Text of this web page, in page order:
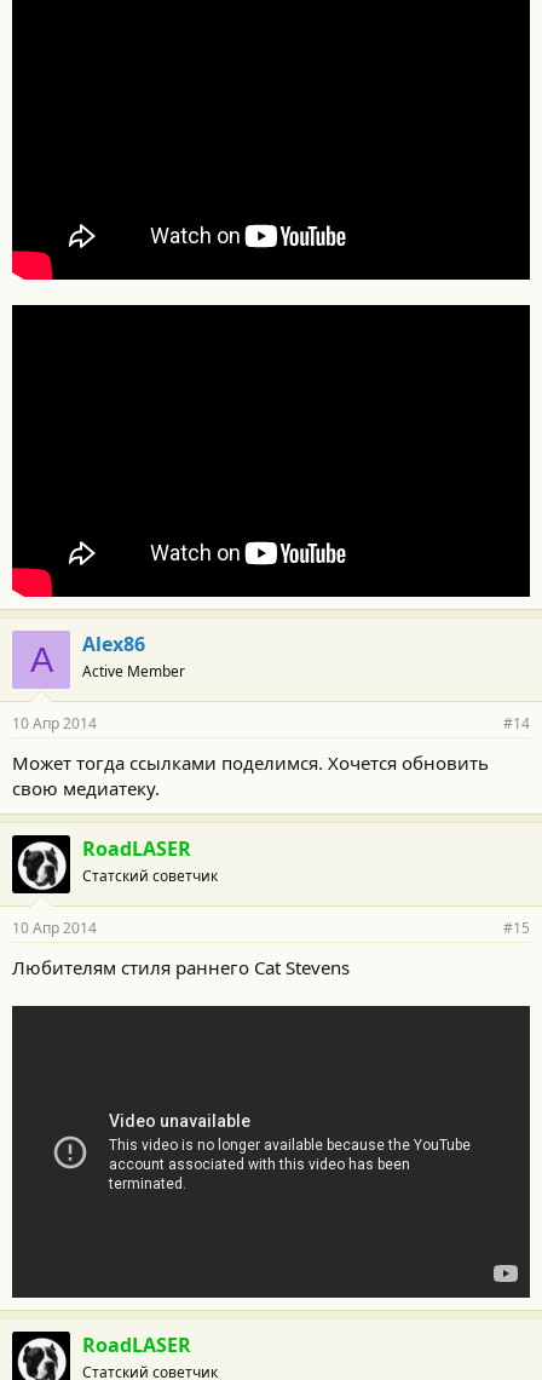
A Alex86
Active Member
10 Апр 2014 #14
Может тогда ссылками поделимся. Хочется обновить
свою медиатеку.
RoadLASER
Статский советчик
10 Апр 2014 #15
Любителям стиля раннего Cat Stevens
RoadLASER
Статский советчик